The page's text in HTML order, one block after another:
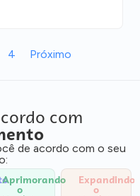
4 Próximo
com
de acordo com o seu
Aprimorando
o
Expandindo
o